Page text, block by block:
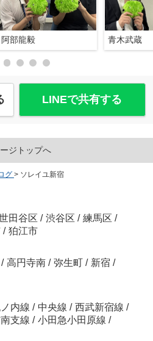
阿部龍毅 青木武蔵
LINEで共有する
ジトップへ
グ > ソレイユ新宿
田谷区 / 渋谷区 / 練馬区 /
/ 狛江市
/ 高円寺南 / 弥生町 / 新宿 /
内線 / 中央線 / 西武新宿線 /
支線 / 小田急小田原線 /